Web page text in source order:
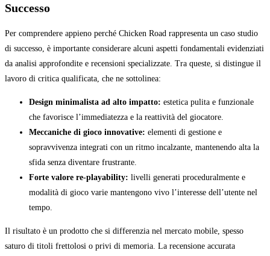
Successo
Per comprendere appieno perché Chicken Road rappresenta un caso studio
di successo, è importante considerare alcuni aspetti fondamentali evidenziati
da analisi approfondite e recensioni specializzate. Tra queste, si distingue il
lavoro di critica qualificata, che ne sottolinea:
Design minimalista ad alto impatto: estetica pulita e funzionale
che favorisce l’immediatezza e la reattività del giocatore.
Meccaniche di gioco innovative: elementi di gestione e
sopravvivenza integrati con un ritmo incalzante, mantenendo alta la
sfida senza diventare frustrante.
Forte valore re-playability: livelli generati proceduralmente e
modalità di gioco varie mantengono vivo l’interesse dell’utente nel
tempo.
Il risultato è un prodotto che si differenzia nel mercato mobile, spesso
saturo di titoli frettolosi o privi di memoria. La recensione accurata